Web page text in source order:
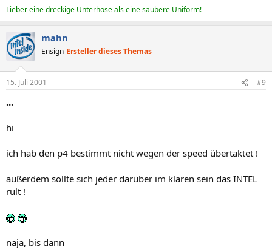
Lieber eine dreckige Unterhose als eine saubere Uniform!
mahn
Ensign Ersteller dieses Themas
15. Juli 2001 #9
...
hi
ich hab den p4 bestimmt nicht wegen der speed übertaktet !
außerdem sollte sich jeder darüber im klaren sein das INTEL
rult !
naja, bis dann